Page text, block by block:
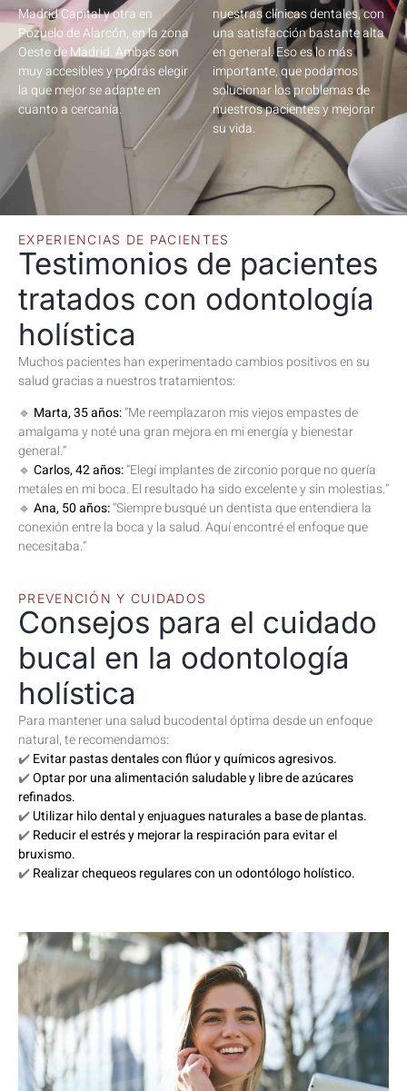
Madrid Capital y otra en
Pozuelo de Alarcón, en la zona
Oeste de Madrid. Ambas son
muy accesibles y podrás elegir
la que mejor se adapte en
cuanto a cercanía.
nuestras clínicas dentales, con
una satisfacción bastante alta
en general. Eso es lo más
importante, que podamos
solucionar los problemas de
nuestros pacientes y mejorar
su vida.
EXPERIENCIAS DE PACIENTES
Testimonios de pacientes
tratados con odontología
holística
Muchos pacientes han experimentado cambios positivos en su
salud gracias a nuestros tratamientos:
🔹 Marta, 35 años:“Me reemplazaron mis viejos empastes de
amalgama y noté una gran mejora en mi energía y bienestar
general.”
🔹 Carlos, 42 años:“Elegí implantes de zirconio porque no quería
metales en mi boca. El resultado ha sido excelente y sin molestias.”
🔹 Ana, 50 años:“Siempre busqué un dentista que entendiera la
conexión entre la boca y la salud. Aquí encontré el enfoque que
necesitaba.”
PREVENCIÓN Y CUIDADOS
Consejos para el cuidado
bucal en la odontología
holística
Para mantener una salud bucodental óptima desde un enfoque
natural, te recomendamos:
✔️Evitar pastas dentales con flúor y químicos agresivos.
✔️Optar por una alimentación saludable y libre de azúcares
refinados.
✔️Utilizar hilo dental y enjuagues naturales a base de plantas.
✔️Reducir el estrés y mejorar la respiración para evitar el
bruxismo.
✔️Realizar chequeos regulares con un odontólogo holístico.